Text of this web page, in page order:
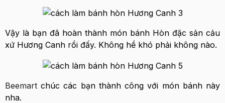
Vậy là bạn đã hoàn thành món bánh Hòn đặc sản cảu
xứ Hương Canh rồi đấy. Không hề khó phải không nào.
Beemart chúc các bạn thành công với món bánh này
nha.